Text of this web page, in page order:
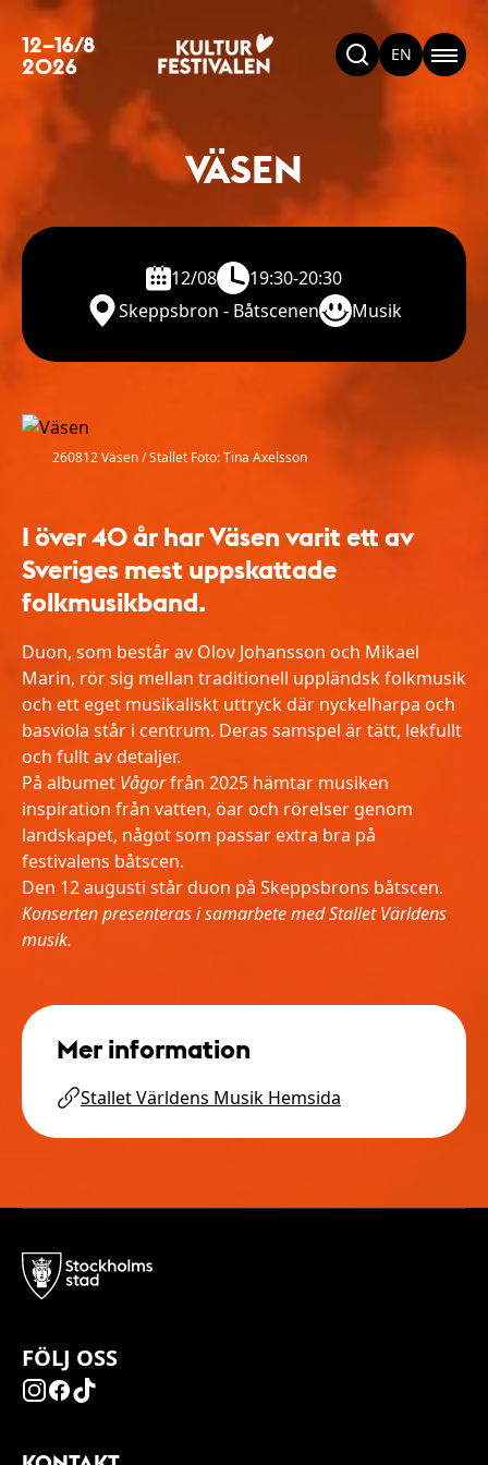
12–16/8
2026 EN
VÄSEN
12/08
19:30-20:30
Skeppsbron - Båtscenen
Musik
260812 Väsen / Stallet Foto: Tina Axelsson
I över 40 år har Väsen varit ett av
Sveriges mest uppskattade
folkmusikband.
Duon, som består av Olov Johansson och Mikael
Marin, rör sig mellan traditionell uppländsk folkmusik
och ett eget musikaliskt uttryck där nyckelharpa och
basviola står i centrum. Deras samspel är tätt, lekfullt
och fullt av detaljer.
På albumet Vågorfrån 2025 hämtar musiken
inspiration från vatten, öar och rörelser genom
landskapet, något som passar extra bra på
festivalens båtscen.
Den 12 augusti står duon på Skeppsbrons båtscen.
Konserten presenteras i samarbete med Stallet Världens
musik.
Mer information
Stallet Världens Musik Hemsida
FÖLJ OSS